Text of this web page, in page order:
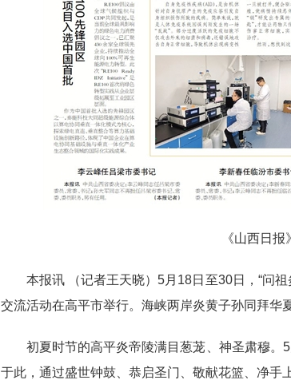
《山西日
本报讯 （记者王天晓）5月18日至30日，“问祖
交流活动在高平市举行。海峡两岸炎黄子孙同拜华
初夏时节的高平炎帝陵满目葱茏、神圣肃穆。5
于此，通过盛世钟鼓、恭启圣门、敬献花篮、净